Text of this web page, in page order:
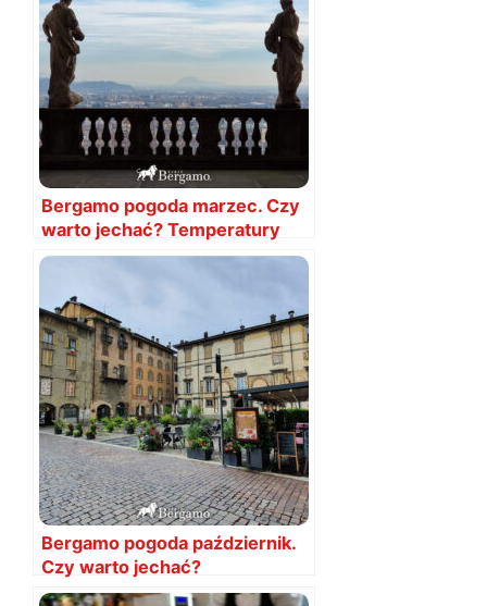
Bergamo pogoda marzec. Czy
warto jechać? Temperatury
Bergamo pogoda październik.
Czy warto jechać?
Temperatury